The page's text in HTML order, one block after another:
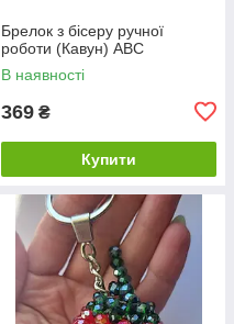
Брелок з бісеру ручної
роботи (Кавун) ABC
В наявності
369 ₴
Купити